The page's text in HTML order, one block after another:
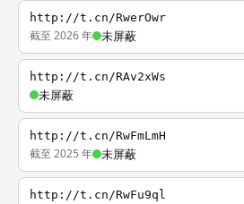
http://t.cn/RwerOwr
截至 2026 年 未屏蔽
http://t.cn/RAv2xWs
未屏蔽
http://t.cn/RwFmLmH
截至 2025 年 未屏蔽
http://t.cn/RwFu9ql